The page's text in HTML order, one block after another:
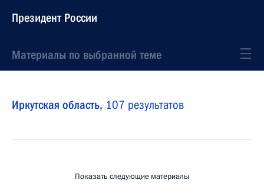
Президент России
Материалы по выбранной теме
Иркутская область, 107 результатов
Показать следующие материалы